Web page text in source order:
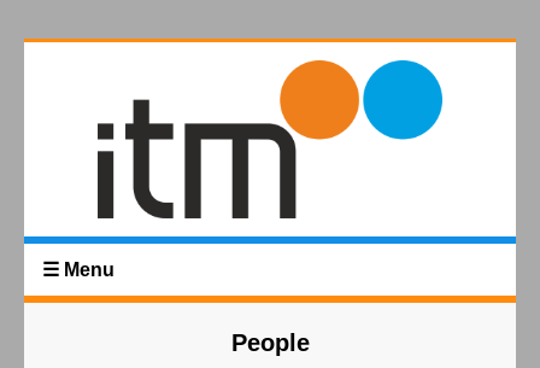
☰ Menu
People